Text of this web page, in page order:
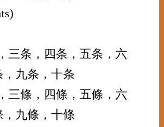
三条，四条，五条，六
九条，十条
三條，四條，五條，六
九條，十條